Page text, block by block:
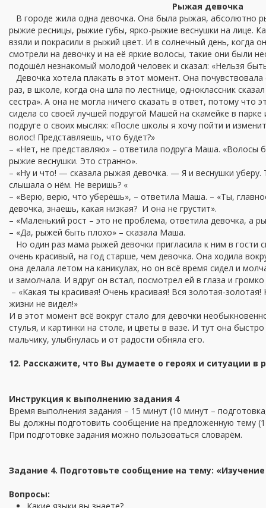
Рыжая девочка
В городе жила одна девочка. Она была рыжая, абсолютно
рыжие ресницы, рыжие губы, ярко-рыжие веснушки на лице.
взяли и покрасили в рыжий цвет. И в солнечный день, когда
смотрели на девочку и на её яркие волосы, такие они были
подошёл незнакомый молодой человек и сказал: «Нельзя
Девочка хотела плакать в этот момент. Она почувствовала
раз, в школе, когда она шла по лестнице, одноклассник
сестра». А она не могла ничего сказать в ответ, потому что
сидела со своей лучшей подругой Машей на скамейке в
подруге о своих мыслях: «После школы я хочу пойти и
волос! Представляешь, что будет?»
– «Нет, не представляю» – ответила подруга Маша. «Волосы
рыжие веснушки. Это странно».
– «Ну и что! — сказала рыжая девочка. — Я и веснушки уберу.
слышала о нём. Не веришь? «
– «Верю, верю, что уберёшь», – ответила Маша. – «Ты,
девочка, знаешь, какая низкая? И она не грустит».
– «Маленький рост – это не проблема, ответила девочка, а
– «Да, рыжей быть плохо» – сказала Маша.
Но один раз мама рыжей девочки пригласила к ним в гости
очень красивый, на год старше, чем девочка. Она ходила
она делала летом на каникулах, но он всё время сидел и
и замолчала. И вдруг он встал, посмотрел ей в глаза и громко
– «Какая ты красивая! Очень красивая! Вся золотая-золотая!
жизни не видел!»
И в этот момент всё вокруг стало для девочки
стулья, и картинки на столе, и цветы в вазе. И тут она
мальчику, улыбнулась и от радости обняла его.
12. Расскажите, что Вы думаете о героях и ситуации в
Инструкция к выполнению задания 4
Время выполнения задания – 15 минут (10 минут –
Вы должны подготовить сообщение на предложенную тему
При подготовке задания можно пользоваться словарём.
Задание 4. Подготовьте сообщение на тему:
Вопросы: